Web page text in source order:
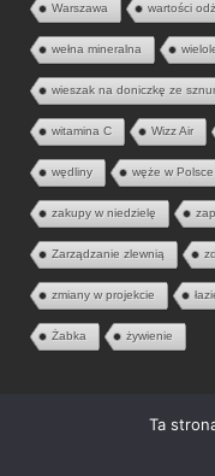
Warszawa wartości
wełna mineralna
wieszak na doniczkę ze
witamina C Wizz Air
wędliny węże w Polsce
zakupy w niedzielę
Zarządzanie zlewnią
zmiany w projekcie
Żabka żywienie
© 2026 Aria
Ta